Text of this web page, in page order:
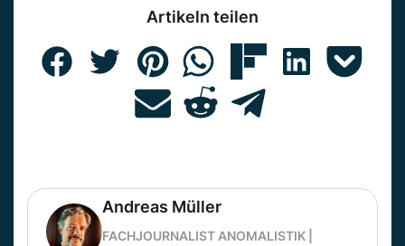
Artikeln teilen
Andreas Müller
FACHJOURNALIST ANOMALISTIK |